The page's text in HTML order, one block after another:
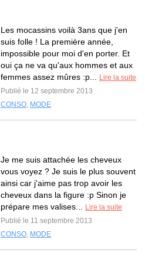
Les mocassins voilà 3ans que j'en
suis folle ! La première année,
impossible pour moi d'en porter. Et
oui ça ne va qu'aux hommes et aux
femmes assez mûres :p...
Lire la suite
Publié le 12 septembre 2013
CONSO, MODE
Je me suis attachée les cheveux
vous voyez ? Je suis le plus souvent
ainsi car j'aime pas trop avoir les
cheveux dans la figure :p Sinon je
prépare mes valises...
Lire la suite
Publié le 11 septembre 2013
CONSO, MODE